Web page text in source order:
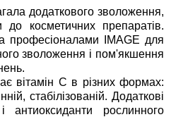
додаткового зволоження,
до косметичних препаратів.
професіоналами IMAGE для
зволоження і пом'якшення
вітамін С в різних формах:
стабілізованій. Додаткові
антиоксиданти рослинного